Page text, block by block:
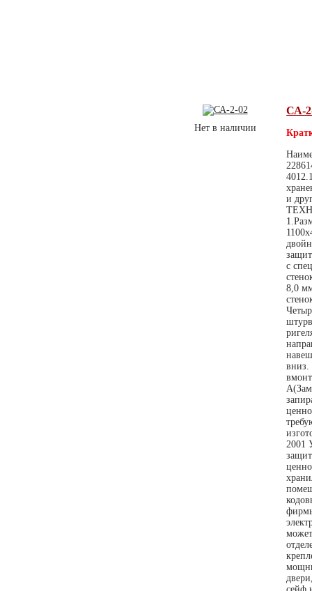
Нет в наличии
СА-
и
с
8,0
вниз.
2001